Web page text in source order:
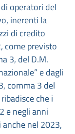
operatori del
inerenti la
di credito
come previsto
3, del D.M.
e dagli
comma 3 del
che i
e negli anni
nel 2023,